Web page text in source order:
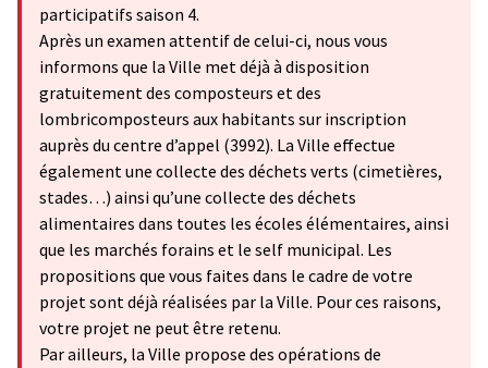
participatifs saison 4.
Après un examen attentif de celui-ci, nous vous
informons que la Ville met déjà à disposition
gratuitement des composteurs et des
lombricomposteurs aux habitants sur inscription
auprès du centre d’appel (3992). La Ville effectue
également une collecte des déchets verts (cimetières,
stades…) ainsi qu’une collecte des déchets
alimentaires dans toutes les écoles élémentaires, ainsi
que les marchés forains et le self municipal. Les
propositions que vous faites dans le cadre de votre
projet sont déjà réalisées par la Ville. Pour ces raisons,
votre projet ne peut être retenu.
Par ailleurs, la Ville propose des opérations de